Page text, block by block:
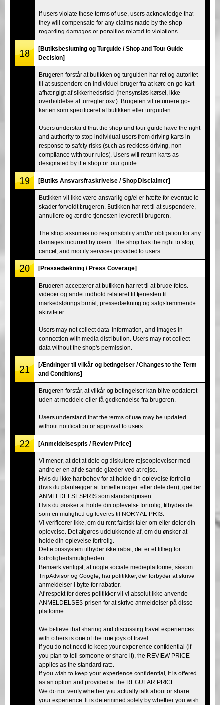
If users violate these terms of use, users acknowledge that
they will compensate for any claims made by the shop
regarding damages or penalties related to violations.
18
[Butiksbeslutning og Turguide / Shop and Tour Guide
Decision]
Brugeren forstår at butikken og turguiden har ret og autoritet
til at suspendere en individuel bruger fra at køre en go-kart
afhængigt af sikkerhedsrisici (hensynsløs kørsel, ikke
overholdelse af turregler osv.). Brugeren vil returnere go-
karten som specificeret af butikken eller turguiden.
Users understand that the shop and tour guide have the right
and authority to stop individual users from driving karts in
response to safety risks (such as reckless driving, non-
compliance with tour rules). Users will return karts as
designated by the shop or tour guide.
19 [Butiks Ansvarsfraskrivelse / Shop Disclaimer]
Butikken vil ikke være ansvarlig og/eller hæfte for eventuelle
skader forvoldt brugeren. Butikken har ret til at suspendere,
annullere og ændre tjenesten leveret til brugeren.
The shop assumes no responsibility and/or obligation for any
damages incurred by users. The shop has the right to stop,
cancel, and modify services provided to users.
20 [Pressedækning / Press Coverage]
Brugeren accepterer at butikken har ret til at bruge fotos,
videoer og andet indhold relateret til tjenesten til
markedsføringsformål, pressedækning og salgsfremmende
aktiviteter.
Users may not collect data, information, and images in
connection with media distribution. Users may not collect
data without the shop's permission.
21
[Ændringer til vilkår og betingelser / Changes to the Term
and Conditions]
Brugeren forstår, at vilkår og betingelser kan blive opdateret
uden at meddele eller få godkendelse fra brugeren.
Users understand that the terms of use may be updated
without notification or approval to users.
22 [Anmeldelsespris / Review Price]
Vi mener, at det at dele og diskutere rejseoplevelser med
andre er en af de sande glæder ved at rejse.
Hvis du ikke har behov for at holde din oplevelse fortrolig
(hvis du planlægger at fortælle nogen eller dele den), gælder
ANMELDELSESPRIS som standardprisen.
Hvis du ønsker at holde din oplevelse fortrolig, tilbydes det
som en mulighed og leveres til NORMAL PRIS.
Vi verificerer ikke, om du rent faktisk taler om eller deler din
oplevelse. Det afgøres udelukkende af, om du ønsker at
holde din oplevelse fortrolig.
Dette prissystem tilbyder ikke rabat; det er et tillæg for
fortrolighedsmuligheden.
Bemærk venligst, at nogle sociale medieplatforme, såsom
TripAdvisor og Google, har politikker, der forbyder at skrive
anmeldelser i bytte for rabatter.
Af respekt for deres politikker vil vi absolut ikke anvende
ANMELDELSES-prisen for at skrive anmeldelser på disse
platforme.
We believe that sharing and discussing travel experiences
with others is one of the true joys of travel.
If you do not need to keep your experience confidential (if
you plan to tell someone or share it), the REVIEW PRICE
applies as the standard rate.
If you wish to keep your experience confidential, it is offered
as an option and provided at the REGULAR PRICE.
We do not verify whether you actually talk about or share
your experience. It is determined solely by whether you wish